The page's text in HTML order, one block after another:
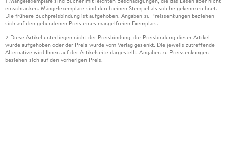
einschränken. Mängelexemplare sind durch einen Stempel als solche gekennzeichnet.
Die frühere Buchpreisbindung ist aufgehoben. Angaben zu Preissenkungen beziehen
sich auf den gebundenen Preis eines mangelfreien Exemplars.
2 Diese Artikel unterliegen nicht der Preisbindung, die Preisbindung dieser Artikel
wurde aufgehoben oder der Preis wurde vom Verlag gesenkt. Die jeweils zutreffende
Alternative wird Ihnen auf der Artikelseite dargestellt. Angaben zu Preissenkungen
beziehen sich auf den vorherigen Preis.